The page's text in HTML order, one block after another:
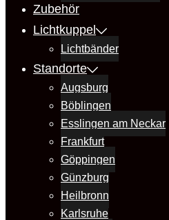
Zubehör
Lichtkuppel
Lichtbänder
Standorte
Augsburg
Böblingen
Esslingen am Neckar
Frankfurt
Göppingen
Günzburg
Heilbronn
Karlsruhe